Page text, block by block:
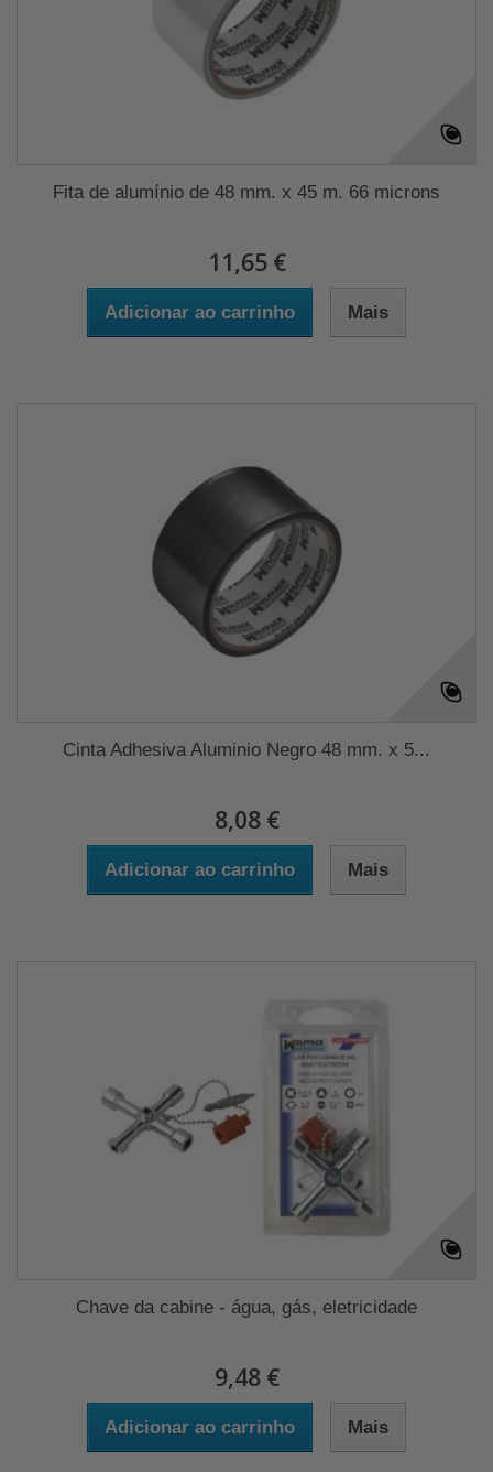
Fita de alumínio de 48 mm. x 45 m. 66 microns
11,65 €
Adicionar ao carrinho Mais
Cinta Adhesiva Aluminio Negro 48 mm. x 5...
8,08 €
Adicionar ao carrinho Mais
Chave da cabine - água, gás, eletricidade
9,48 €
Adicionar ao carrinho Mais